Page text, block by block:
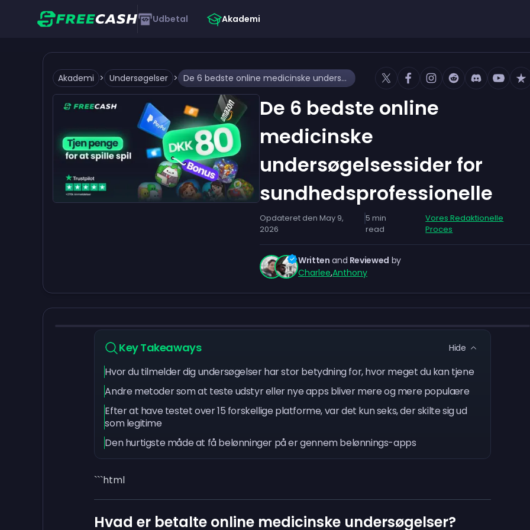
Udbetal Akademi
Akademi > Undersøgelser > De 6 bedste online medicinske undersøgelsessider for sundhedsprofessionelle
De 6 bedste online
medicinske
undersøgelsessider for
sundhedsprofessionelle
Opdateret den May 9,
2026
5 min
read
Vores Redaktionelle
Proces
Written and Reviewed by
Charlee,Anthony
Key Takeaways Hide
Hvor du tilmelder dig undersøgelser har stor betydning for, hvor meget du kan tjene
Andre metoder som at teste udstyr eller nye apps bliver mere og mere populære
Efter at have testet over 15 forskellige platforme, var det kun seks, der skilte sig ud
som legitime
Den hurtigste måde at få belønninger på er gennem belønnings-apps
```html
Hvad er betalte online medicinske undersøgelser?